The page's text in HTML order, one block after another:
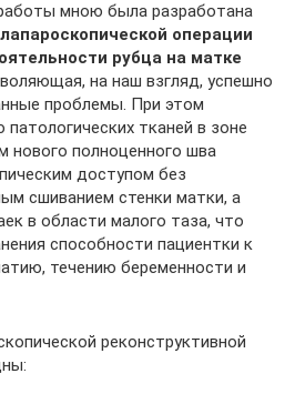
мною была разработана
операции
рубца на матке
на наш взгляд, успешно
проблемы. При этом
тканей в зоне
нового полноценного шва
доступом без
сшиванием стенки матки, а
в области малого таза, что
способности пациентки к
течению беременности и
реконструктивной